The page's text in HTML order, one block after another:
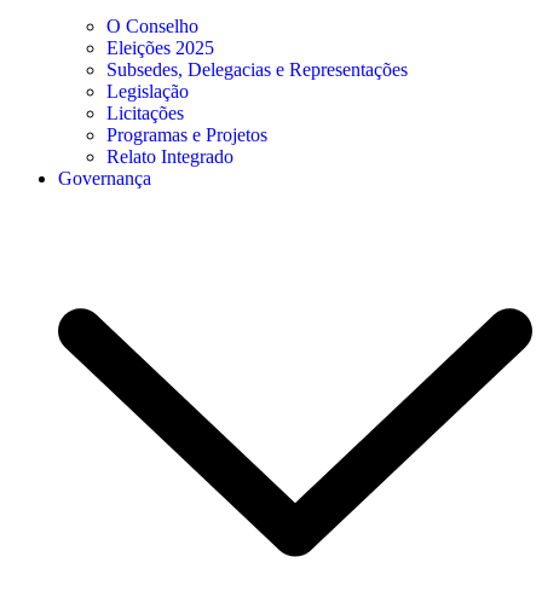
O Conselho
Eleições 2025
Subsedes, Delegacias e Representações
Legislação
Licitações
Programas e Projetos
Relato Integrado
Governança